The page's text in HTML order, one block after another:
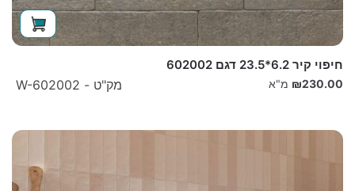
חיפוי קיר 6.2*23.5 דגם 602002
מק"ט - W-602002 ₪230.00 מ"א